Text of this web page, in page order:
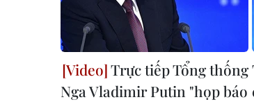
Trực tiếp Tổng thống
Nga Vladimir Putin "họp báo